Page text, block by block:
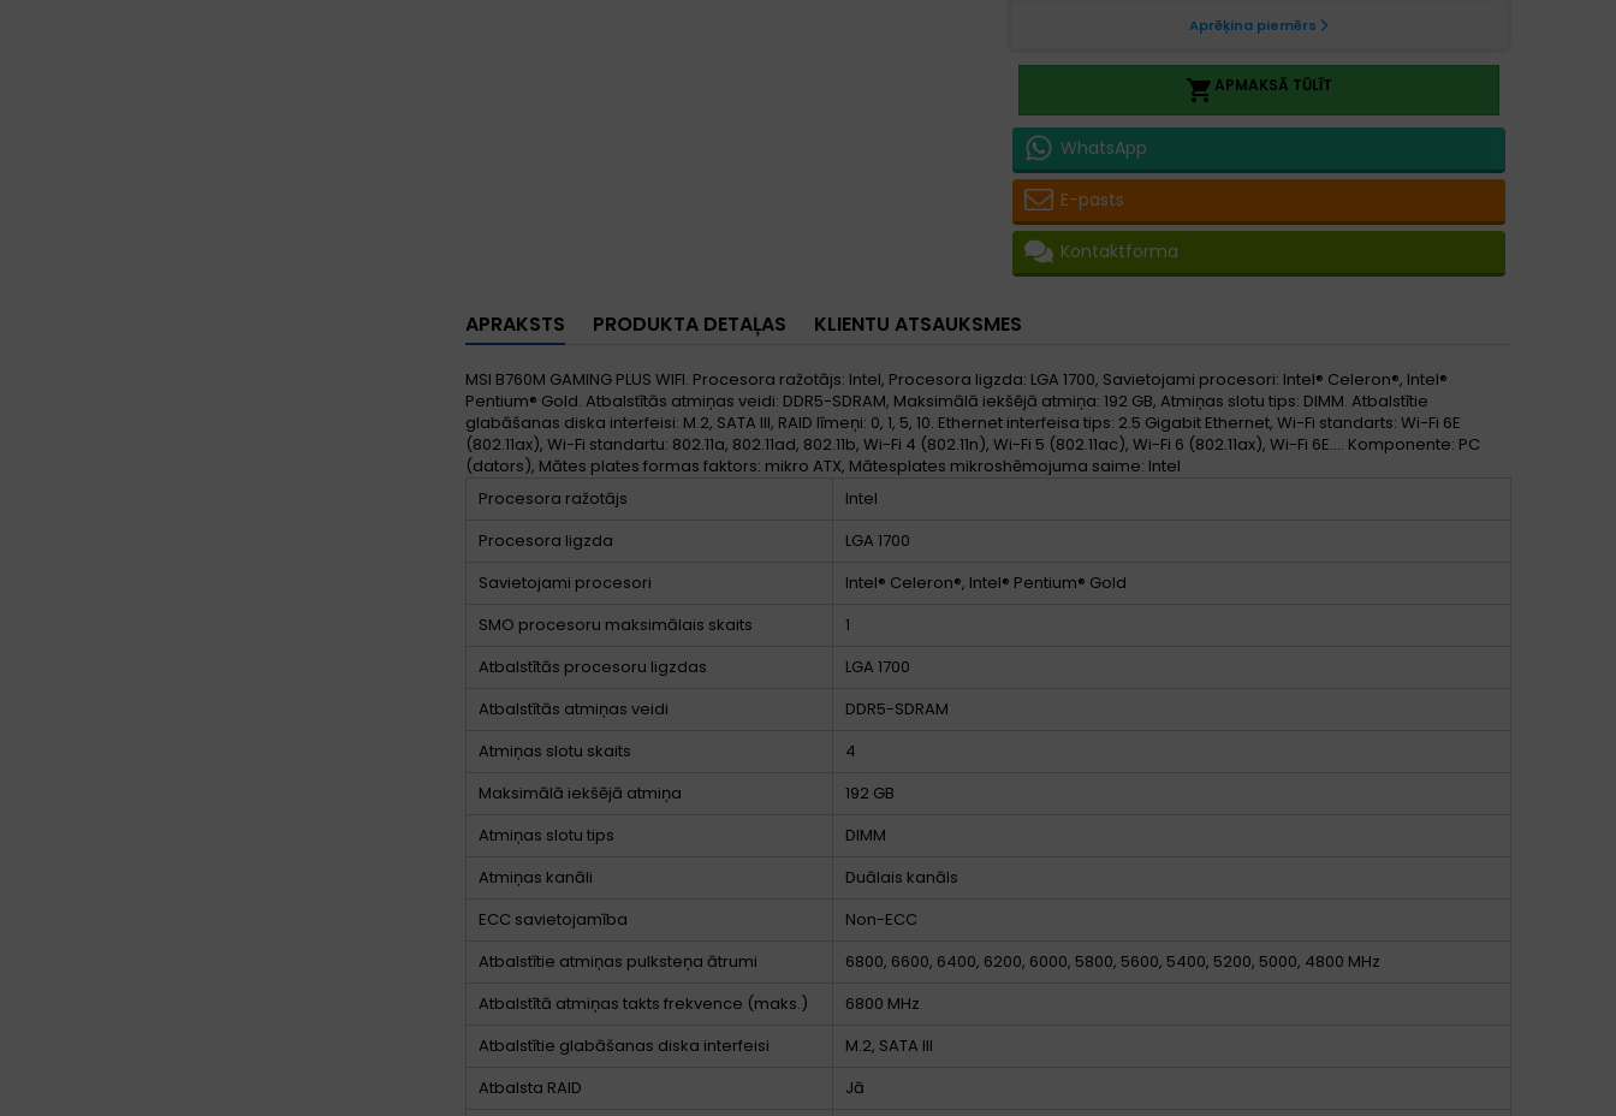
APMAKSĀ TŪLĪT
WhatsApp
E-pasts
Kontaktforma
APRAKSTS PRODUKTA DETAĻAS KLIENTU ATSAUKSMES
MSI B760M GAMING PLUS WIFI. Procesora ražotājs: Intel, Procesora ligzda: LGA 1700, Savietojami procesori: Intel® Celeron®, Intel®
Pentium® Gold. Atbalstītās atmiņas veidi: DDR5-SDRAM, Maksimālā iekšējā atmiņa: 192 GB, Atmiņas slotu tips: DIMM. Atbalstītie
glabāšanas diska interfeisi: M.2, SATA III, RAID līmeņi: 0, 1, 5, 10. Ethernet interfeisa tips: 2.5 Gigabit Ethernet, Wi-Fi standarts: Wi-Fi 6E
(802.11ax), Wi-Fi standartu: 802.11a, 802.11ad, 802.11b, Wi-Fi 4 (802.11n), Wi-Fi 5 (802.11ac), Wi-Fi 6 (802.11ax), Wi-Fi 6E.... Komponente: PC
(dators), Mātes plates formas faktors: mikro ATX, Mātesplates mikroshēmojuma saime: Intel
Procesora ražotājs
Intel
Procesora ligzda
LGA 1700
Savietojami procesori
Intel® Celeron®, Intel® Pentium® Gold
SMO procesoru maksimālais skaits
1
Atbalstītās procesoru ligzdas
LGA 1700
Atbalstītās atmiņas veidi
DDR5-SDRAM
Atmiņas slotu skaits
4
Maksimālā iekšējā atmiņa
192 GB
Atmiņas slotu tips
DIMM
Atmiņas kanāli
Duālais kanāls
ECC savietojamība
Non-ECC
Atbalstītie atmiņas pulksteņa ātrumi
6800, 6600, 6400, 6200, 6000, 5800, 5600, 5400, 5200, 5000, 4800 MHz
Atbalstītā atmiņas takts frekvence (maks.)
6800 MHz
Atbalstītie glabāšanas diska interfeisi
M.2, SATA III
Atbalsta RAID
Jā